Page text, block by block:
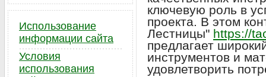
ключевую роль в
проекта. В этом
Лестницы" https://
предлагает
инструментов и
удовлетворить
Использование
информации сайта
Условия
использования